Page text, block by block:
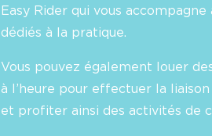
Easy Rider qui vous
dédiés à la pratique.
Vous pouvez également louer
à l’heure pour effectuer la
et profiter ainsi des activités de